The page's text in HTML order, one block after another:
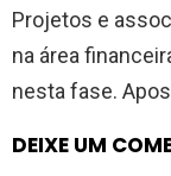
Projetos e
na área
nesta fase.
DEIXE UM